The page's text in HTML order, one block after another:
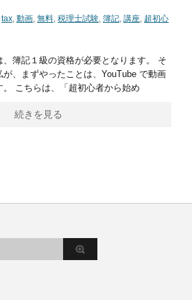
tax, 動画, 無料, 税理士試験, 簿記, 講座, 超初心
簿記１級の資格が必要となります。 そ
、まずやったことは、YouTube で動画
。 こちらは、「超初心者から始め
続きを見る